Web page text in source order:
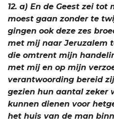
12. a) En de Geest zei
moest gaan zonder te
gingen ook deze zes
met mij naar Jeruzalem
die omtrent mijn
met mij en op mijn
verantwoording bereid
gezien hun aantal zeker
kunnen dienen voor
het huis van de man